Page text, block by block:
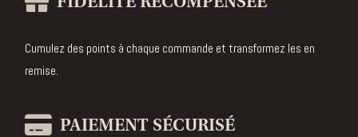
Cumulez des points à chaque commande et transformez les en
remise.
PAIEMENT SÉCURISÉ